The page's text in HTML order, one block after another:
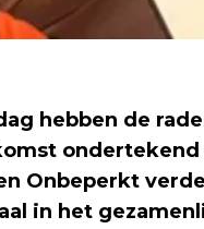
hebben de
Onbeperkt
in het